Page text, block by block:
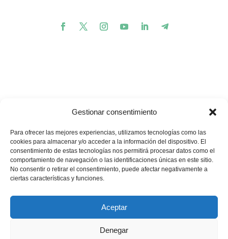
Gestionar consentimiento
Para ofrecer las mejores experiencias, utilizamos tecnologías como las
cookies para almacenar y/o acceder a la información del dispositivo. El
consentimiento de estas tecnologías nos permitirá procesar datos como el
comportamiento de navegación o las identificaciones únicas en este sitio.
No consentir o retirar el consentimiento, puede afectar negativamente a
ciertas características y funciones.
Aceptar
Denegar
💪🏽¿Te gustaría apoyar nuestros proyectos?🥳¡Buenas
noticias! Ahora puedes hacerlo en un solo minuto…